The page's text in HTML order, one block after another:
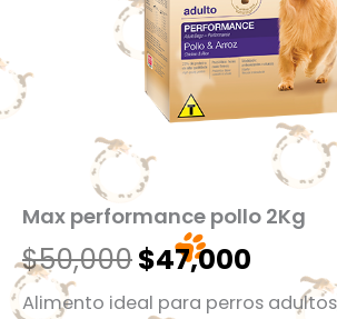
Max performance pollo 2Kg
$50,000$47,000
Alimento ideal para perros